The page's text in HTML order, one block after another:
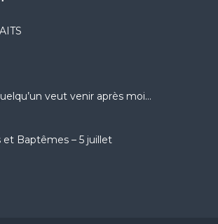
veut venir après moi…
Baptêmes – 5 juillet